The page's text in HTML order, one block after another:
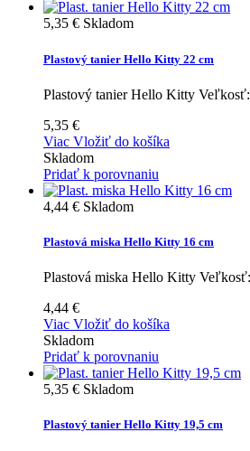
5,35 € Skladom
Plastový tanier Hello Kitty 22 cm
Plastový tanier Hello Kitty
5,35 €
Viac Vložiť do košíka
Skladom
Pridať k porovnaniu
4,44 € Skladom
Plastová miska Hello Kitty 16 cm
Plastová miska Hello Kitty
4,44 €
Viac Vložiť do košíka
Skladom
Pridať k porovnaniu
5,35 € Skladom
Plastový tanier Hello Kitty 19,5 cm